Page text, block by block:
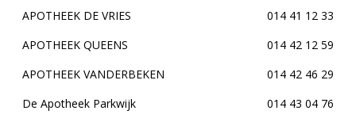
APOTHEEK DE VRIES
014 41 12 33
APOTHEEK QUEENS
014 42 12 59
APOTHEEK VANDERBEKEN
014 42 46 29
De Apotheek Parkwijk
014 43 04 76